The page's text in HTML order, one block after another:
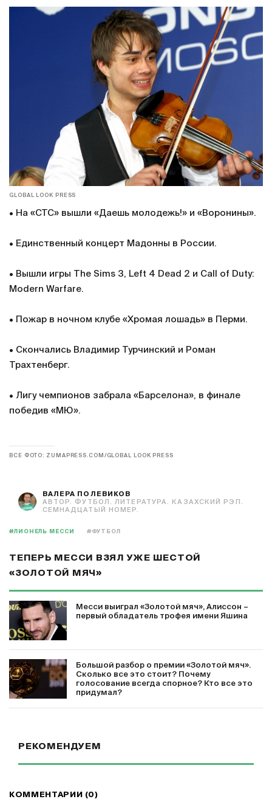
GLOBAL LOOK PRESS
• На «СТС» вышли «Даешь молодежь!» и «Воронины».
• Единственный концерт Мадонны в России.
• Вышли игры The Sims 3, Left 4 Dead 2 и Call of Duty:
Modern Warfare.
• Пожар в ночном клубе «Хромая лошадь» в Перми.
• Скончались Владимир Турчинский и Роман
Трахтенберг.
• Лигу чемпионов забрала «Барселона», в финале
победив «МЮ».
ВСЕ ФОТО: ZUMAPRESS.COM/GLOBAL LOOK PRESS
ВАЛЕРА ПОЛЕВИКОВ
АВТОР. ФУТБОЛ. ЛИТЕРАТУРА. КАЗАХСКИЙ РЭП.
СЕМНАДЦАТЫЙ НОМЕР.
#ЛИОНЕЛЬ МЕССИ #ФУТБОЛ
ТЕПЕРЬ МЕССИ ВЗЯЛ УЖЕ ШЕСТОЙ
«ЗОЛОТОЙ МЯЧ»
Месси выиграл «Золотой мяч», Алиссон –
первый обладатель трофея имени Яшина
Большой разбор о премии «Золотой мяч».
Сколько все это стоит? Почему
голосование всегда спорное? Кто все это
придумал?
РЕКОМЕНДУЕМ
КОММЕНТАРИИ (0)